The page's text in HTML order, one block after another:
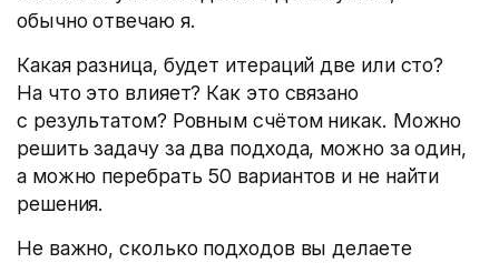
обычно отвечаю я.
Какая разница, будет итераций две или сто?
На что это влияет? Как это связано
с результатом? Ровным счётом никак. Можно
решить задачу за два подхода, можно за один,
а можно перебрать 50 вариантов и не найти
решения.
Не важно, сколько подходов вы делаете